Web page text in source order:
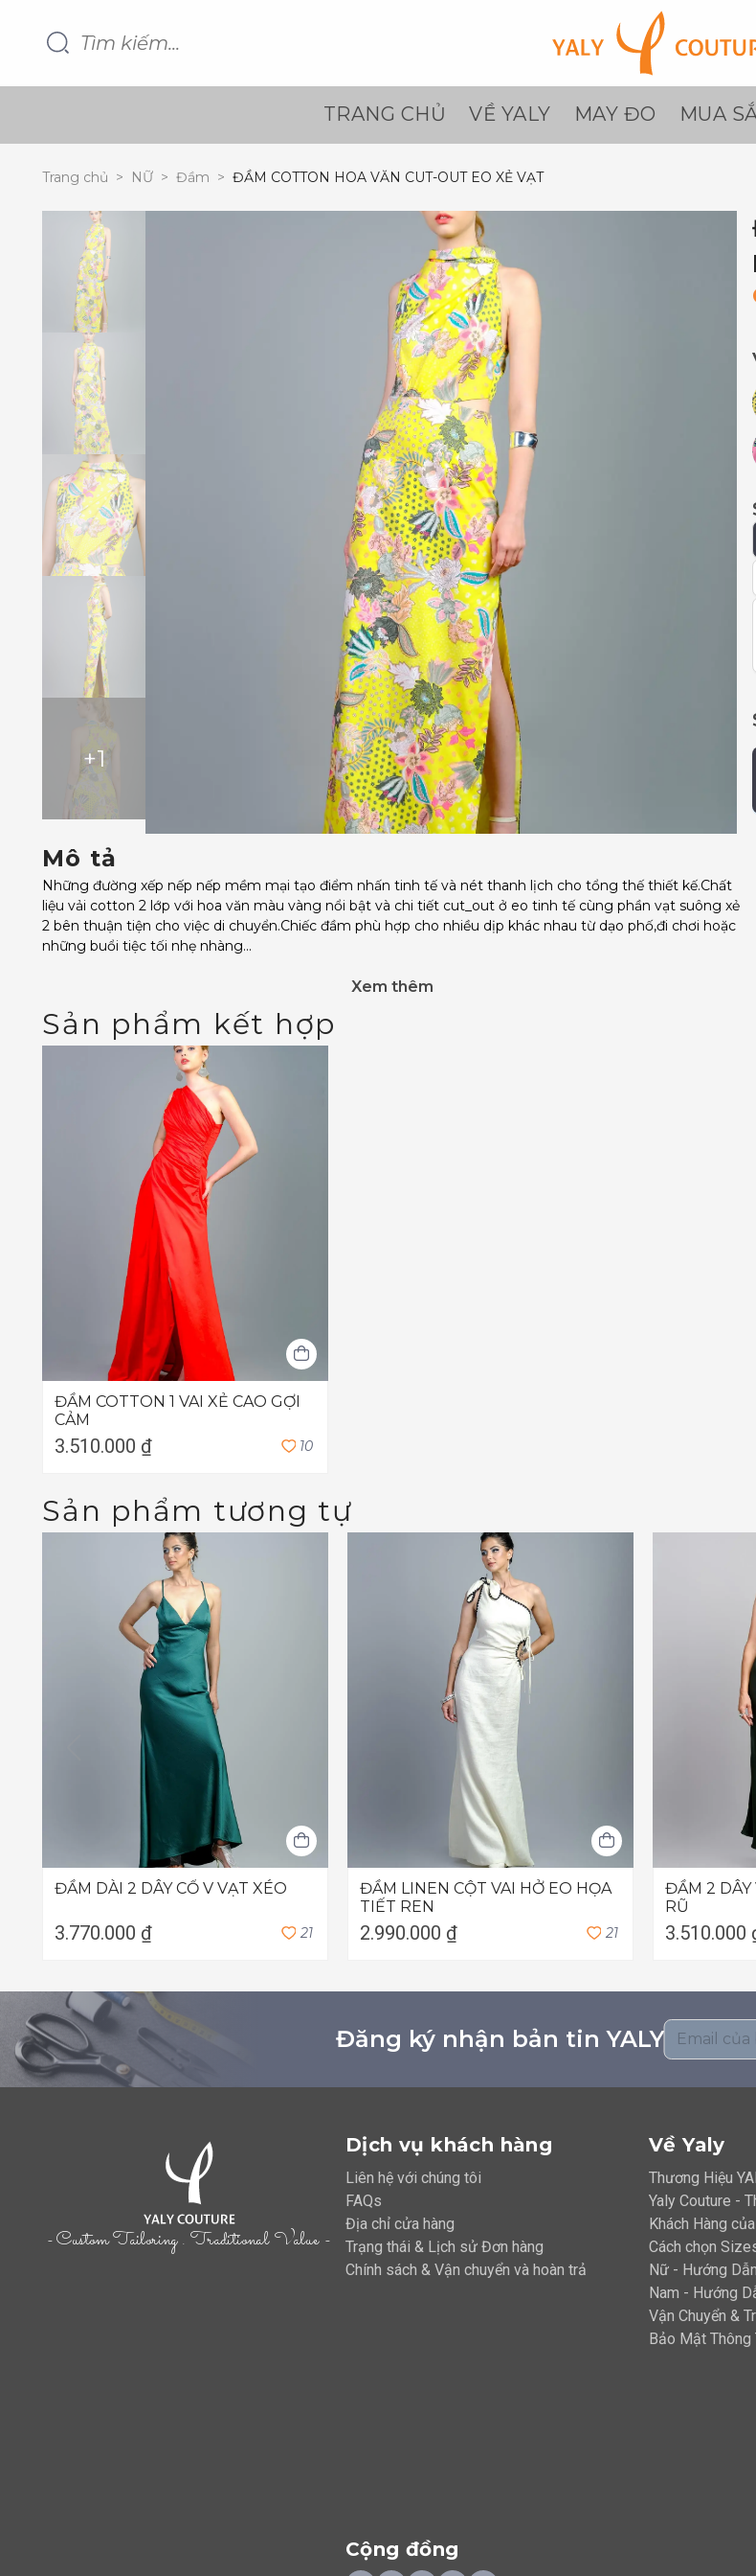
TRANG CHỦ VỀ YALY MAY ĐO MUA
Trang chủ > NỮ > Đầm > ĐẦM COTTON HOA VĂN CUT-OUT EO XẺ VẠT
+1
Mô tả
Những đường xếp nếp nếp mềm mại tạo điểm nhấn tinh tế và nét thanh lịch cho tổng thế thiết kế.Chất
liệu vải cotton 2 lớp với hoa văn màu vàng nổi bật và chi tiết cut_out ở eo tinh tế cùng phần vạt suông xẻ
2 bên thuận tiện cho việc di chuyển.Chiếc đầm phù hợp cho nhiều dịp khác nhau từ dạo phố,đi chơi hoặc
những buổi tiệc tối nhẹ nhàng...
Xem thêm
Sản phẩm kết hợp
ĐẦM COTTON 1 VAI XẺ CAO GỢI
CẢM
3.510.000 ₫ 10
Sản phẩm tương tự
ĐẦM DÀI 2 DÂY CỔ V VẠT XÉO
3.770.000 ₫ 21
ĐẦM LINEN CỘT VAI HỞ EO HỌA
TIẾT REN
2.990.000 ₫ 21
ĐẦM 2 DÂY
RŨ
3.510.000
Đăng ký nhận bản tin YALY
- Custom Tailoring . Traditional Value -
Dịch vụ khách hàng
Liên hệ với chúng tôi
FAQs
Địa chỉ cửa hàng
Trạng thái & Lịch sử Đơn hàng
Chính sách & Vận chuyển và hoàn trả
Về Yaly
Thương Hiệu
Yaly Couture -
Khách Hàng của
Cách chọn
Nữ - Hướng
Nam - Hướng
Vận Chuyển &
Bảo Mật Thông
Cộng đồng